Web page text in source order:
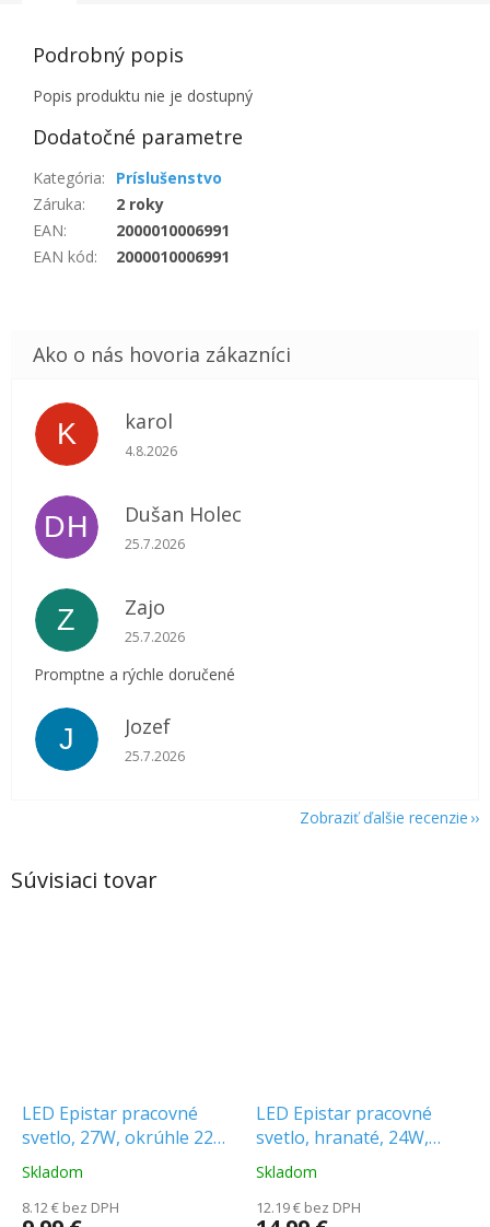
Súvisiaci tovar
LED Epistar pracovné
svetlo, 27W, okrúhle 2200
lm, 12/24V, IP67 [L0076]
Priemerné
produktu
Skladom
8.12 € bez DPH
LED Epistar pracovné
svetlo, hranaté, 24W,
1430lm, 12/24V, IP67
[L0077S]
Priemerné
produktu
Skladom
12.19 € bez DPH
Podrobný popis
Popis produktu nie je dostupný
Dodatočné parametre
Kategória:
Príslušenstvo
Záruka:
2 roky
EAN:
2000010006991
EAN kód: 2000010006991
K karol
Hodnotenie obchodu je 5 z 5 hviezdičiek.
4.8.2026
DH Dušan Holec
Hodnotenie obchodu je 5 z 5 hviezdičiek.
25.7.2026
Z Zajo
Hodnotenie obchodu je 5 z 5 hviezdičiek.
25.7.2026
Promptne a rýchle doručené
J Jozef
Hodnotenie obchodu je 5 z 5 hviezdičiek.
25.7.2026
Zobraziť ďalšie recenzie